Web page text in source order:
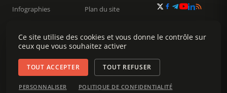
Infographies
Rechercher
Plan du site
© 2026 Observatoire du journalisme (OJIM) · Tous droits réservés ·
Gestion des cookies
Ce site utilise des cookies et vous donne le contrôle sur
ceux que vous souhaitez activer
TOUT ACCEPTER TOUT REFUSER
PERSONNALISER POLITIQUE DE CONFIDENTIALITÉ